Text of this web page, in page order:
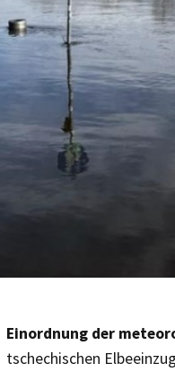
Einordnung der
tschechischen